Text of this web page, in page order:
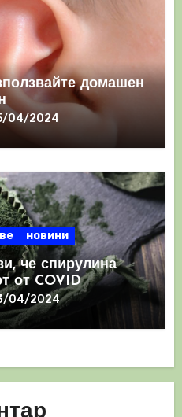
домашен
04/2024
новини
че спирулина
от COVID
04/2024